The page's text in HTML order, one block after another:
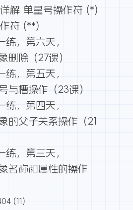
解 单星号操作符 (*)
符 (**)
练，第六天，
删除（27课）
练，第五天，
与槽操作（23课）
练，第四天，
的父子关系操作（21
练，第三天，
名称和属性的操作
(11)